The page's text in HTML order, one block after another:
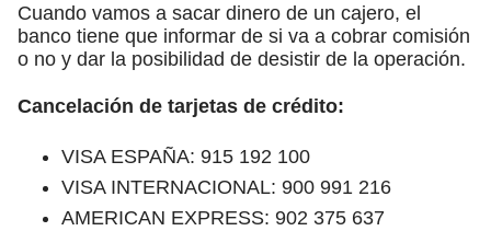
Cuando vamos a sacar dinero de un cajero, el
banco tiene que informar de si va a cobrar comisión
o no y dar la posibilidad de desistir de la operación.
Cancelación de tarjetas de crédito:
VISA ESPAÑA: 915 192 100
VISA INTERNACIONAL: 900 991 216
AMERICAN EXPRESS: 902 375 637